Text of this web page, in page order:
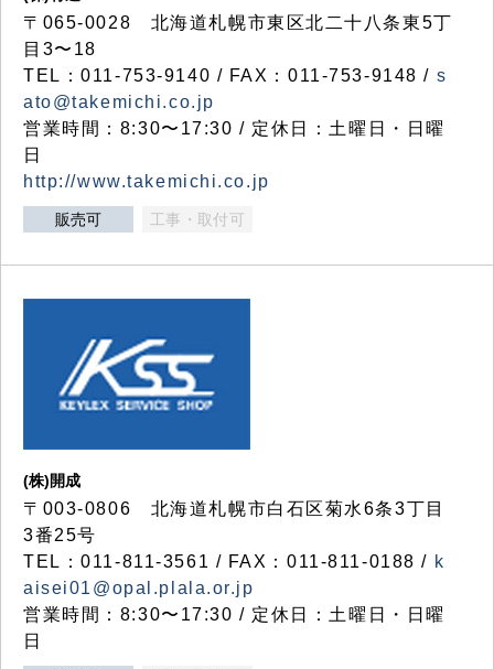
〒065-0028 北海道札幌市東区北二十八条東5丁
目3〜18
TEL：011-753-9140 / FAX：011-753-9148 / s
ato@takemichi.co.jp
営業時間：8:30〜17:30 / 定休日：土曜日・日曜
日
http://www.takemichi.co.jp
販売可 工事・取付可
(株)開成
〒003-0806 北海道札幌市白石区菊水6条3丁目
3番25号
TEL：011-811-3561 / FAX：011-811-0188 / k
aisei01@opal.plala.or.jp
営業時間：8:30〜17:30 / 定休日：土曜日・日曜
日